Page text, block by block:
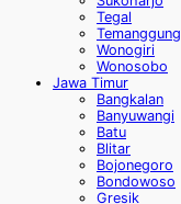
Tegal
Temanggung
Wonogiri
Wonosobo
Jawa Timur
Bangkalan
Banyuwangi
Batu
Blitar
Bojonegoro
Bondowoso
Gresik